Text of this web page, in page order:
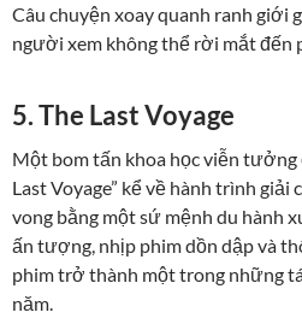
Câu chuyện xoay quanh ranh giới
người xem không thể rời mắt đến
5. The Last Voyage
Một bom tấn khoa học viễn
Last Voyage” kể về hành trình
vong bằng một sứ mệnh du hành
ấn tượng, nhịp phim dồn dập và
phim trở thành một trong những
năm.